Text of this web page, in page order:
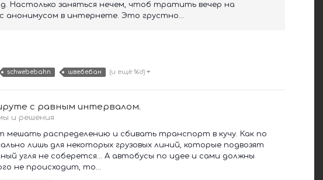
Настолько заняться нечем, чтоб тратить вечер на
анонимусом в интернете. Это грустно...
schwebebahn швебебан (и ещё %d)
с равным интервалом.
и решения
распределению и сбивать транспорт в кучу. Как по
лишь для некоторых грузовых линий, которые подвозят
угля не соберется... А автобусы по идее и сами должны
не происходит, то...